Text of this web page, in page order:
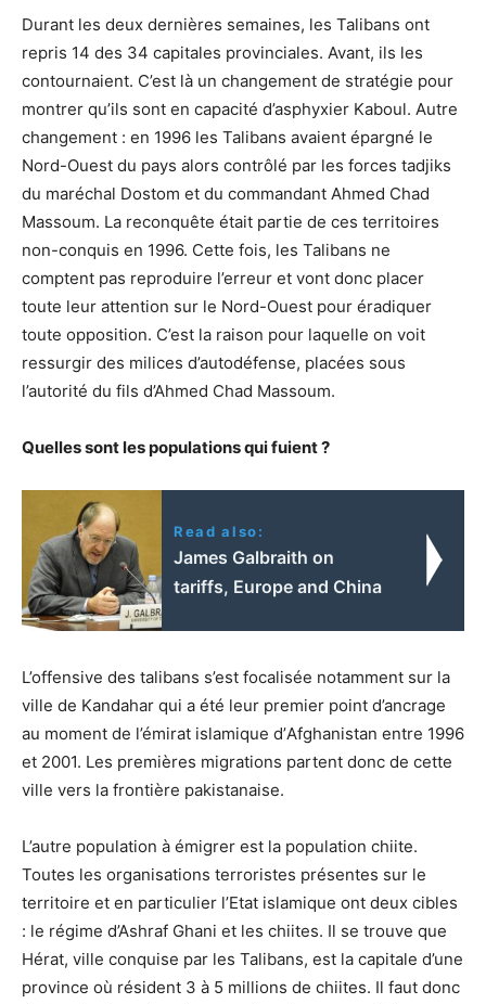
Durant les deux dernières semaines, les Talibans ont
repris 14 des 34 capitales provinciales. Avant, ils les
contournaient. C’est là un changement de stratégie pour
montrer qu’ils sont en capacité d’asphyxier Kaboul. Autre
changement : en 1996 les Talibans avaient épargné le
Nord-Ouest du pays alors contrôlé par les forces tadjiks
du maréchal Dostom et du commandant Ahmed Chad
Massoum. La reconquête était partie de ces territoires
non-conquis en 1996. Cette fois, les Talibans ne
comptent pas reproduire l’erreur et vont donc placer
toute leur attention sur le Nord-Ouest pour éradiquer
toute opposition. C’est la raison pour laquelle on voit
ressurgir des milices d’autodéfense, placées sous
l’autorité du fils d’Ahmed Chad Massoum.
Quelles sont les populations qui fuient ?
Read also:
James Galbraith on
tariffs, Europe and China
L’offensive des talibans s’est focalisée notamment sur la
ville de Kandahar qui a été leur premier point d’ancrage
au moment de l’émirat islamique d’Afghanistan entre 1996
et 2001. Les premières migrations partent donc de cette
ville vers la frontière pakistanaise.
L’autre population à émigrer est la population chiite.
Toutes les organisations terroristes présentes sur le
territoire et en particulier l’Etat islamique ont deux cibles
: le régime d’Ashraf Ghani et les chiites. Il se trouve que
Hérat, ville conquise par les Talibans, est la capitale d’une
province où résident 3 à 5 millions de chiites. Il faut donc